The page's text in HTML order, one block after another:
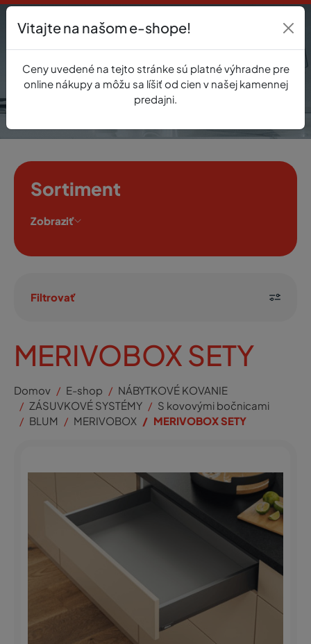
0
Sortiment
Zobraziť
Filtrovať
MERIVOBOX SETY
Domov E-shop
NÁBYTKOVÉ KOVANIE
ZÁSUVKOVÉ SYSTÉMY
S kovovými bočnicami
BLUM
MERIVOBOX MERIVOBOX SETY
Vitajte na našom e-shope!
Ceny uvedené na tejto stránke sú platné výhradne pre
online nákupy a môžu sa líšiť od cien v našej kamennej
predajni.